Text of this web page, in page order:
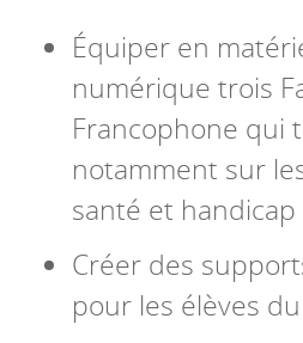
Équiper en
numérique trois
Francophone qui
notamment sur
santé et handicap
Créer des
pour les élèves